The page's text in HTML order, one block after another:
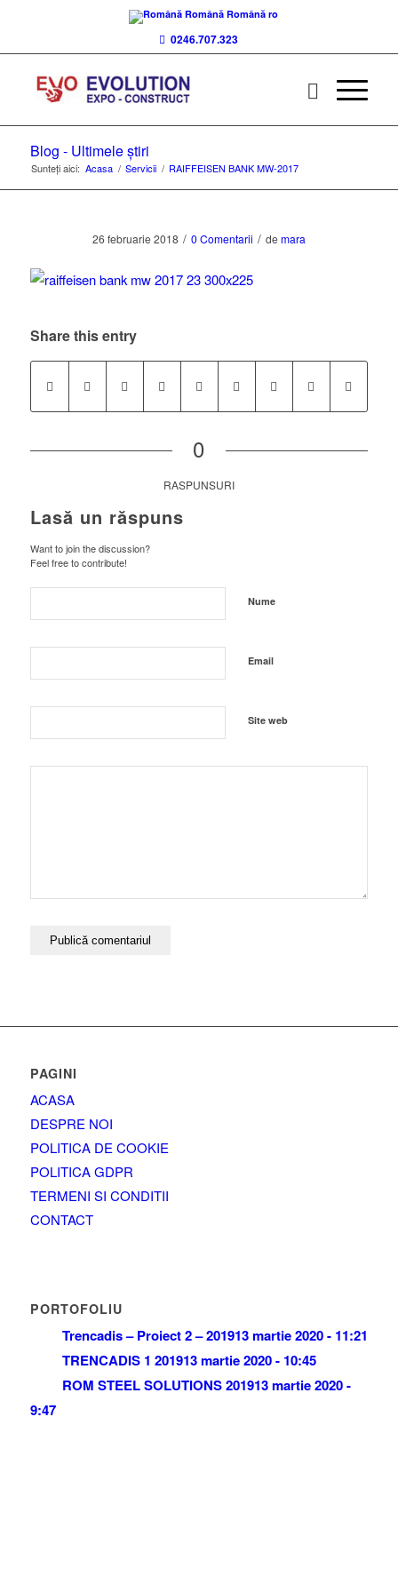
Română Română ro
0246.707.323
Blog - Ultimele știri
Sunteți aici: Acasa / Servicii / RAIFFEISEN BANK MW-2017
26 februarie 2018 / 0 Comentarii / demara
Share this entry
0
RASPUNSURI
Lasă un răspuns
Want to join the discussion?
Feel free to contribute!
Nume
Email
Site web
PAGINI
ACASA
DESPRE NOI
POLITICA DE COOKIE
POLITICA GDPR
TERMENI SI CONDITII
CONTACT
PORTOFOLIU
Trencadis – Proiect 2 – 201913 martie 2020 - 11:21
TRENCADIS 1 201913 martie 2020 - 10:45
ROM STEEL SOLUTIONS 201913 martie 2020 -
9:47